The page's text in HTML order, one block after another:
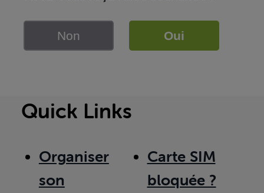
Non Oui
Quick Links
Organiser
son
Carte SIM
bloquée ?